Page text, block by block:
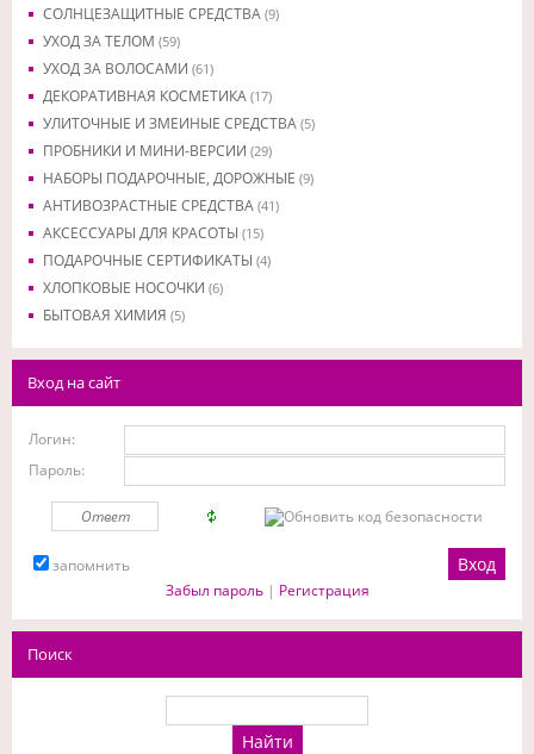
СОЛНЦЕЗАЩИТНЫЕ СРЕДСТВА (9)
УХОД ЗА ТЕЛОМ (59)
УХОД ЗА ВОЛОСАМИ (61)
ДЕКОРАТИВНАЯ КОСМЕТИКА (17)
УЛИТОЧНЫЕ И ЗМЕИНЫЕ СРЕДСТВА (5)
ПРОБНИКИ И МИНИ-ВЕРСИИ (29)
НАБОРЫ ПОДАРОЧНЫЕ, ДОРОЖНЫЕ (9)
АНТИВОЗРАСТНЫЕ СРЕДСТВА (41)
АКСЕССУАРЫ ДЛЯ КРАСОТЫ (15)
ПОДАРОЧНЫЕ СЕРТИФИКАТЫ (4)
ХЛОПКОВЫЕ НОСОЧКИ (6)
БЫТОВАЯ ХИМИЯ (5)
Вход на сайт
Логин:
Пароль:
запомнить
Забыл пароль| Регистрация
Поиск